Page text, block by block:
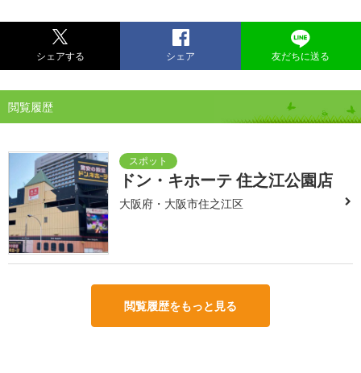
シェアする シェア 友だちに送る
閲覧履歴
ドン・キホーテ 住之江公園店
大阪府・大阪市住之江区
閲覧履歴をもっと見る